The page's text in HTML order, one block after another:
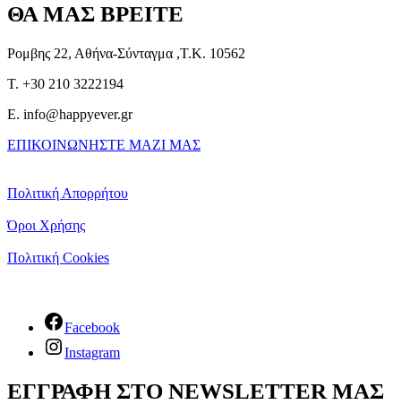
ΘΑ ΜΑΣ ΒΡΕΙΤΕ
Ρομβης 22, Αθήνα-Σύνταγμα ,Τ.Κ. 10562
T. +30 210 3222194
E. info@happyever.gr
ΕΠΙΚΟΙΝΩΝΗΣΤΕ ΜΑΖΙ ΜΑΣ
Πολιτική Απορρήτου
Όροι Χρήσης
Πολιτική Cookies
Facebook
Instagram
ΕΓΓΡΑΦΗ ΣΤΟ NEWSLETTER ΜΑΣ